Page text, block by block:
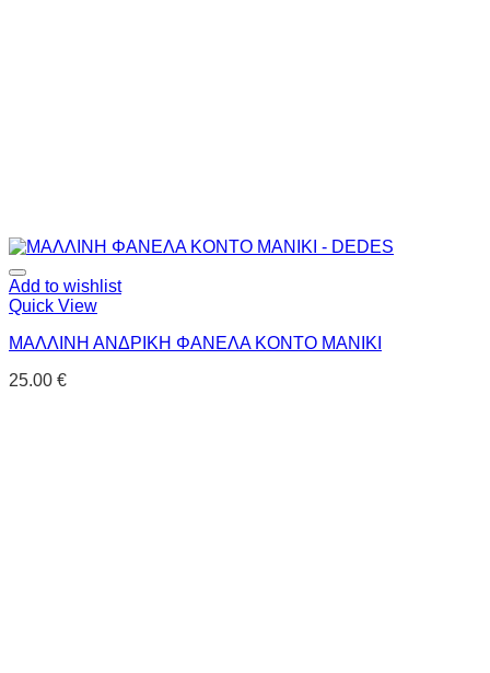
Add to wishlist
Quick View
ΜΑΛΛΙΝΗ ΑΝΔΡΙΚΗ ΦΑΝΕΛΑ ΚΟΝΤΟ ΜΑΝΙΚΙ
25.00 €